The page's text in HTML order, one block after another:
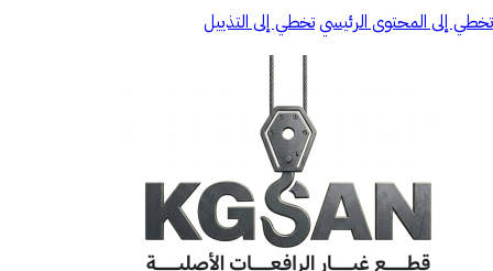
تخطي إلى المحتوى الرئيسيتخطي إلى التذييل